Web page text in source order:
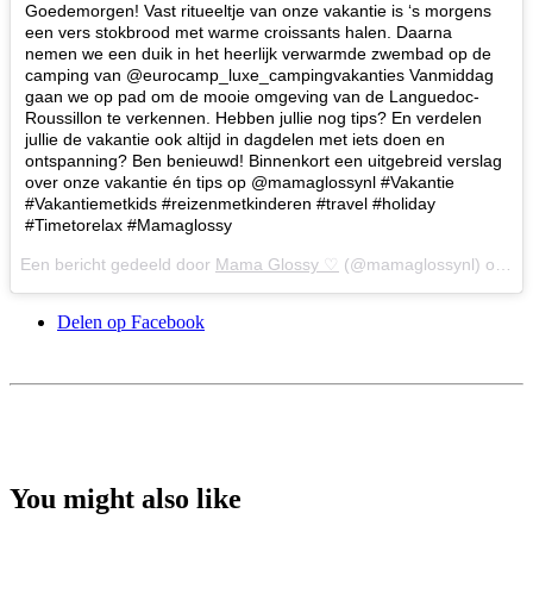
Goedemorgen! Vast ritueeltje van onze vakantie is ‘s morgens
een vers stokbrood met warme croissants halen. Daarna
nemen we een duik in het heerlijk verwarmde zwembad op de
camping van @eurocamp_luxe_campingvakanties Vanmiddag
gaan we op pad om de mooie omgeving van de Languedoc-
Roussillon te verkennen. Hebben jullie nog tips? En verdelen
jullie de vakantie ook altijd in dagdelen met iets doen en
ontspanning? Ben benieuwd! Binnenkort een uitgebreid verslag
over onze vakantie én tips op @mamaglossynl #Vakantie
#Vakantiemetkids #reizenmetkinderen #travel #holiday
#Timetorelax #Mamaglossy
Een bericht gedeeld door Mama Glossy ♡ (@mamaglossynl) op
Delen op Facebook
You might also like